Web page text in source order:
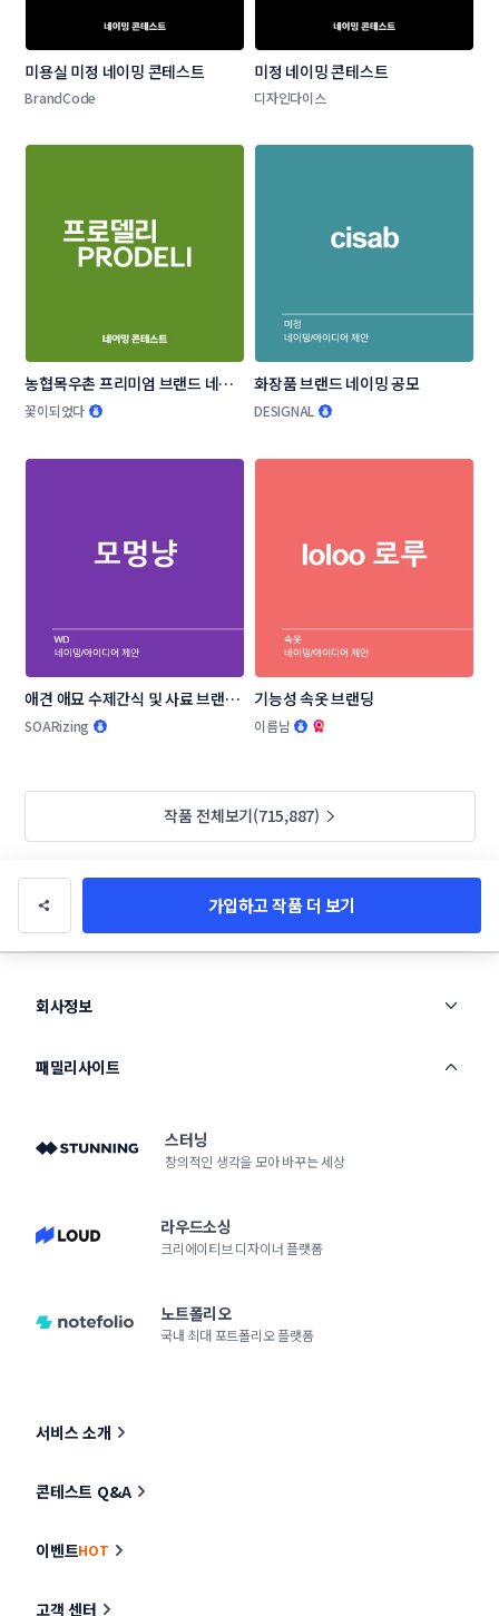
미용실 미정 네이밍 콘테스트
BrandCode
미정 네이밍 콘테스트
디자인다이스
농협목우촌 프리미엄 브랜드 네이
밍 공모
꽃이되었다
화장품 브랜드 네이밍 공모
DESIGNAL
애견 애묘 수제간식 및 사료 브랜드
작명부탁드립니다.
SOARizing
기능성 속옷 브랜딩
이름남
작품 전체보기(715,887)
가입하고 작품 더 보기
회사정보
패밀리사이트
스터닝
창의적인 생각을 모아 바꾸는 세상
라우드소싱
크리에이티브 디자이너 플랫폼
노트폴리오
국내 최대 포트폴리오 플랫폼
서비스 소개
콘테스트 Q&A
이벤트HOT
고객 센터